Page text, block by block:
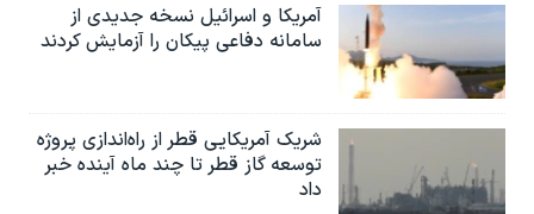
آمریکا و اسرائیل نسخه جدیدی از
سامانه دفاعی پیکان را آزمایش کردند
شریک آمریکایی قطر از راه‌اندازی پروژه
توسعه گاز قطر تا چند ماه آینده خبر
داد